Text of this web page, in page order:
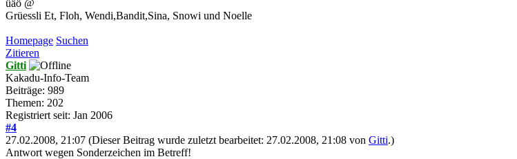
üäö @
Grüessli Et, Floh, Wendi,Bandit,Sina, Snowi und Noelle
Homepage Suchen
Zitieren
Gitti
Kakadu-Info-Team
Beiträge: 989
Themen: 202
Registriert seit: Jan 2006
#4
27.02.2008, 21:07 (Dieser Beitrag wurde zuletzt bearbeitet: 27.02.2008, 21:08 von Gitti.)
Antwort wegen Sonderzeichen im Betreff!